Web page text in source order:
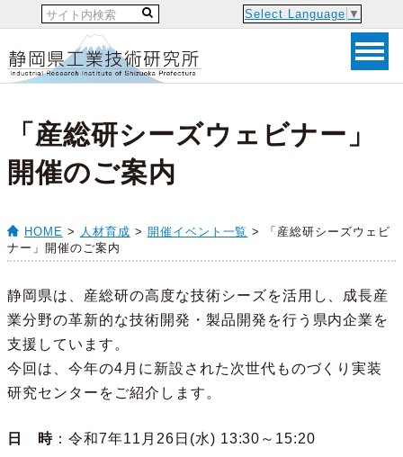
Select Language ▼
「産総研シーズウェビナー」
開催のご案内
HOME > 人材育成 > 開催イベント一覧 > 「産総研シーズウェビ
ナー」開催のご案内
静岡県は、産総研の高度な技術シーズを活用し、成長産
業分野の革新的な技術開発・製品開発を行う県内企業を
支援しています。
今回は、今年の4月に新設された次世代ものづくり実装
研究センターをご紹介します。
日 時：令和7年11月26日(水) 13:30～15:20